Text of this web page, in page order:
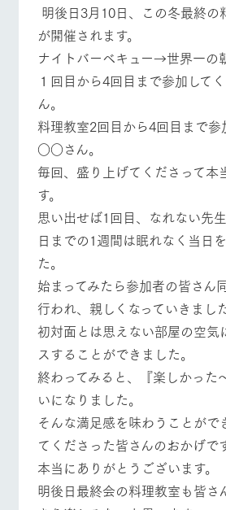
営業時
間・料金
交通アク
セス
よくいた
だく質問
団体のお
客様へ
ペットを
お連れの
お客様へ
お問い合
わせ・資
料請求
施設・体験情報
フラワー
ガーデン
花のある美しい
自然環境の中、
季節の移り変わ
りを存分に味わ
う
動
れ
触れて、
て、学ぶ
なかで
れあう
レストラ
ン
知り尽くした料
理人が腕を振
い、ビュッフェ
スタイルで提供
シ
／
丹精込め
た生産品
め、牧場
品を取り
店舗
周遊バス
牧場内を巡る周
遊バスのご案内
生産品を見る
ArkFarm Wedding
お知らせ
ブログ
お問い合わせ・資料請求
生産品カタログ・資料DL
English (Google Translate)
ネットショップ
個人情報取扱いについて
牧場トップ
イベント/フェア
牧場マップを見る 周遊バス
営業時間・料金
よくあるご質問
ペットをお連れの
お客様へ
明後日3月10日、この冬最終の
が開催されます。
ナイトバーベキュー→世界一
１回目から4回目まで参加して
ん。
料理教室2回目から4回目まで参
○○さん。
毎回、盛り上げてくださって本
す。
思い出せば1回目、なれない先
日までの1週間は眠れなく当日
た。
始まってみたら参加者の皆さん
行われ、親しくなっていきました
初対面とは思えない部屋の空気
スすることができました。
終わってみると、『楽しかった
いになりました。
そんな満足感を味わうことがで
てくださった皆さんのおかげです
本当にありがとうございます。
明後日最終会の料理教室も皆さ